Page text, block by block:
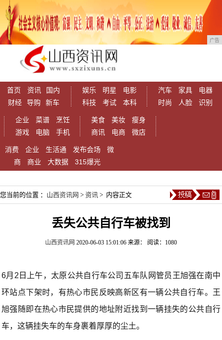
广告
首页 资讯
国内
财经
导购 新车
娱乐 明星
电影
科技
考试 本科
汽车 家具
电器
时尚
人脸 识别
企业 菜谱
烹饪
游戏
电脑 手机
美食 美妆
瘦身
商讯
电商 微店
消费 企业 生活通 发布会场
微
商
商业 大数据 315爆光
您当前的位置 ： 山西资讯网 > 资讯 > 内容正文
丢失公共自行车被找到
山西资讯网 2020-06-03 15:01:06 来源： 阅读：1080
6月2日上午，太原公共自行车公司五车队网管员王旭强在南中
环站点下架时，有热心市民反映高新区有一辆公共自行车。王
旭强随即在热心市民提供的地址附近找到一辆挂失的公共自行
车，这辆挂失车的车身裹着厚厚的尘土。